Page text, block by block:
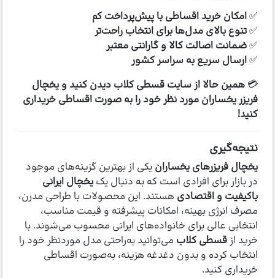
✅امکان خرید اقساطی با پیش‌پرداخت کم
✅تنوع بالای مدل‌ها برای انتخاب راحت‌تر
✅ضمانت اصالت کالا و گارانتی معتبر
✅ارسال سریع به سراسر کشور
💳همین حالا از سایت قسطی کلاب دیدن کنید و یخچال
فریزر یخساران مورد نظر خود را به صورت اقساطی خریداری
کنید!
نتیجه‌گیری
یخچال فریزرهای یخساران یکی از بهترین گزینه‌های موجود
در بازار برای افرادی است که به دنبال یکیخچال ایرانی
باکیفیت و اقتصادی هستند. این محصولات با طراحی مدرن،
مصرف انرژی بهینه، امکانات پیشرفته و قیمت مناسب،
انتخابی عالی برای خانواده‌های ایرانی محسوب می‌شوند. با
خرید ازقسطی کلاب می‌توانید به‌راحتی مدل موردنظر خود را
انتخاب کرده و بدون دغدغه هزینه، به‌صورت اقساطی
خریداری کنید.